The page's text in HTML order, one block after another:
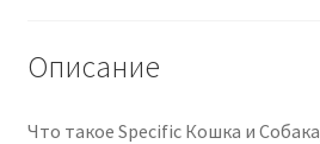
г
Описание
Что такое Specific Кошка и